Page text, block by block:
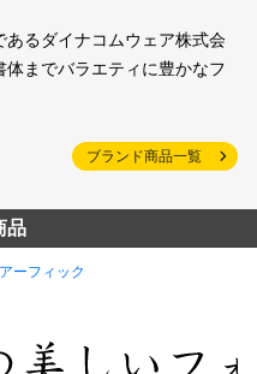
るダイナコムウェア株式会
までバラエティに豊かなフ
ブランド商品一覧
品
アーフィック